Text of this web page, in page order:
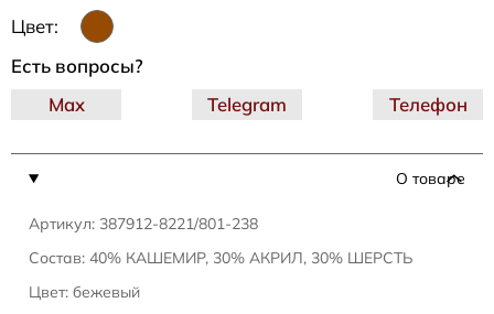
Цвет:
О товаре
Артикул: 387912-8221/801-238
Состав: 40% КАШЕМИР, 30% АКРИЛ, 30% ШЕРСТЬ
Цвет: бежевый
Есть вопросы?
Telegram
Max Телефон